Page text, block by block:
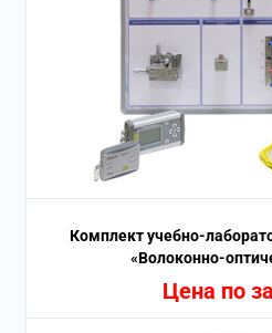
Комплект учебно-
«Волоконно-
Цена по